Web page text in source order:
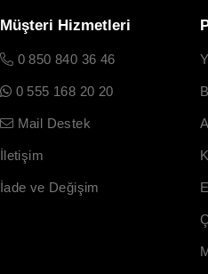
Müşteri Hizmetleri
0 850 840 36 46
0 555 168 20 20
Mail Destek
İletişim
İade ve Değişim